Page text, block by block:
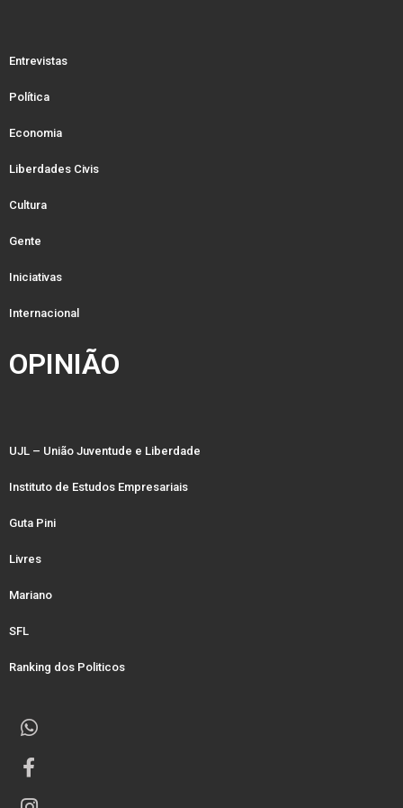
Entrevistas
Política
Economia
Liberdades Civis
Cultura
Gente
Iniciativas
Internacional
OPINIÃO
UJL – União Juventude e Liberdade
Instituto de Estudos Empresariais
Guta Pini
Livres
Mariano
SFL
Ranking dos Politicos